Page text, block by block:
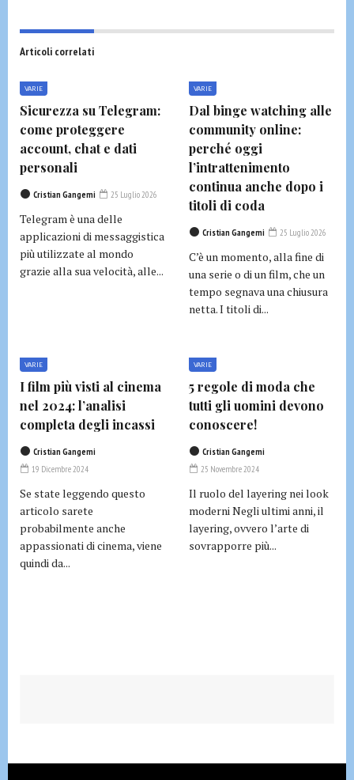
Articoli correlati
VARIE
Sicurezza su Telegram:
come proteggere
account, chat e dati
personali
Cristian Gangemi 25 Luglio 2026
Telegram è una delle
applicazioni di messaggistica
più utilizzate al mondo
grazie alla sua velocità, alle...
VARIE
Dal binge watching alle
community online:
perché oggi
l’intrattenimento
continua anche dopo i
titoli di coda
Cristian Gangemi 25 Luglio 2026
C’è un momento, alla fine di
una serie o di un film, che un
tempo segnava una chiusura
netta. I titoli di...
VARIE
I film più visti al cinema
nel 2024: l’analisi
completa degli incassi
Cristian Gangemi
19 Dicembre 2024
Se state leggendo questo
articolo sarete
probabilmente anche
appassionati di cinema, viene
quindi da...
VARIE
5 regole di moda che
tutti gli uomini devono
conoscere!
Cristian Gangemi
25 Novembre 2024
Il ruolo del layering nei look
moderni Negli ultimi anni, il
layering, ovvero l’arte di
sovrapporre più...